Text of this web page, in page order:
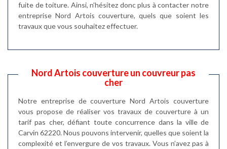
fuite de toiture. Ainsi, n’hésitez donc plus à contacter notre
entreprise Nord Artois couverture, quels que soient les
travaux que vous souhaitez effectuer.
Nord Artois couverture un couvreur pas
cher
Notre entreprise de couverture Nord Artois couverture
vous propose de réaliser vos travaux de couverture à un
tarif pas cher, défiant toute concurrence dans la ville de
Carvin 62220. Nous pouvons intervenir, quelles que soient la
complexité et l’envergure de vos travaux. Vous n’avez pas à